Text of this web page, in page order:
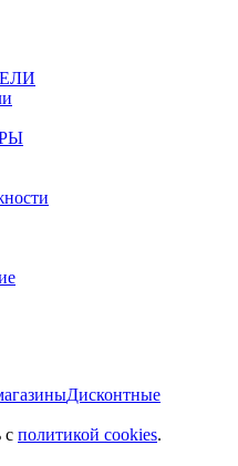
Дисконтные
с политикой cookies.